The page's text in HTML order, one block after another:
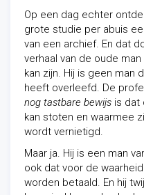
Op een dag echter
grote studie per abuis
van een archief. En dat
verhaal van de oude
kan zijn. Hij is geen man
heeft overleefd. De
nog tastbare bewijs is dat
kan stoten en waarmee
wordt vernietigd.
Maar ja. Hij is een man
ook dat voor de
worden betaald. En hij